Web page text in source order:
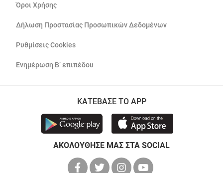
Όροι Χρήσης
Δήλωση Προστασίας Προσωπικών Δεδομένων
Ρυθμίσεις Cookies
Ενημέρωση Β’ επιπέδου
ΚΑΤΕΒΑΣΕ ΤΟ APP
ΑΚΟΛΟΥΘΗΣΕ ΜΑΣ ΣΤΑ SOCIAL